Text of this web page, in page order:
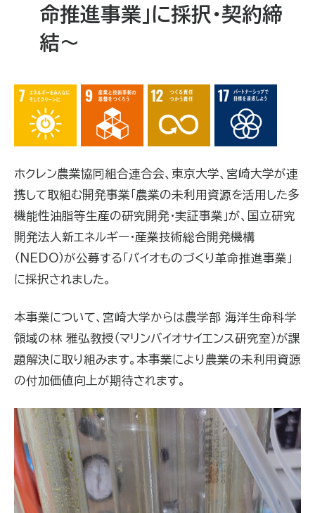
命推進事業｣に採択・契約締
結～
ホクレン農業協同組合連合会、東京大学、宮崎大学が連
携して取組む開発事業「農業の未利用資源を活用した多
機能性油脂等生産の研究開発・実証事業」が、国立研究
開発法人新エネルギー・産業技術総合開発機構
（ NEDO）が公募する「バイオものづくり革命推進事業」
に採択されました。
本事業について、宮崎大学からは農学部 海洋生命科学
領域の林 雅弘教授（マリンバイオサイエンス研究室）が課
題解決に取り組みます。本事業により農業の未利用資源
の付加価値向上が期待されます。